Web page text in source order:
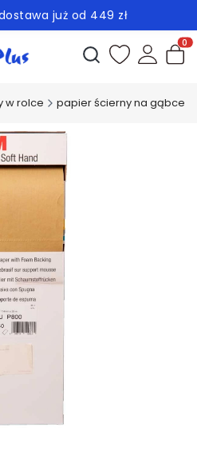
już od 449 zł
na wybrane produkty
Otwórz
w rolce papier ścierny na gąbce